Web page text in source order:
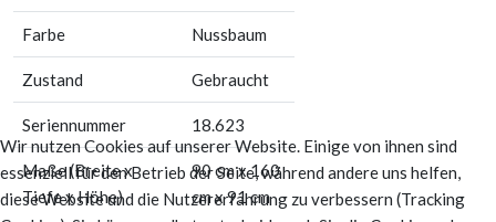
Farbe Nussbaum
Zustand Gebraucht
Seriennummer 18.623
Maße (Breite x
Tiefe x Höhe)
90 cm x 160
cm x 91 cm
Wir nutzen Cookies auf unserer Website. Einige von ihnen sind
essenziell für den Betrieb der Seite, während andere uns helfen,
diese Website und die Nutzererfahrung zu verbessern (Tracking